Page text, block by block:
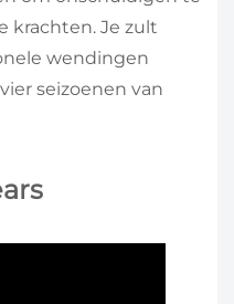
krachten. Je zult
wendingen
seizoenen van